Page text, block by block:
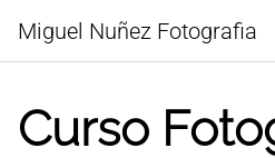
content
Miguel Nuñez Fotografia
Curso